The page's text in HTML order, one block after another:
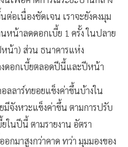
ต่อเนื่องชัดเจน เราจะยังคงมุม
นหน้าลดดอกเบี้ย 1 ครั้ง ในปลาย
น้า) ส่วน ธนาคารแห่ง
ดอกเบี้ยตลอดปีนี้และปีหน้า
อลลาร์ทยอยแข็งค่าขึ้นบ้างใน
จังหวะแข็งค่าขึ้น ตามการปรับ
ในปีนี้ ตามรายงาน อัตรา
กมาสูงกว่าคาด ทว่า มุมมองของ